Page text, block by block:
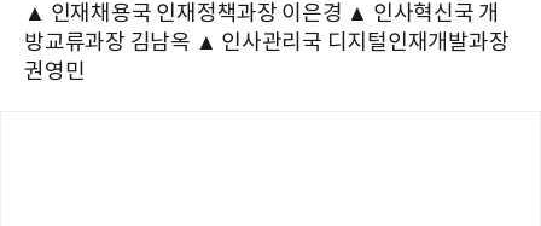
▲ 인재채용국 인재정책과장 이은경 ▲ 인사혁신국 개
방교류과장 김남옥 ▲ 인사관리국 디지털인재개발과장
권영민